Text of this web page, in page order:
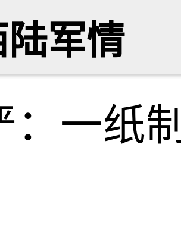
陆军情
：一纸